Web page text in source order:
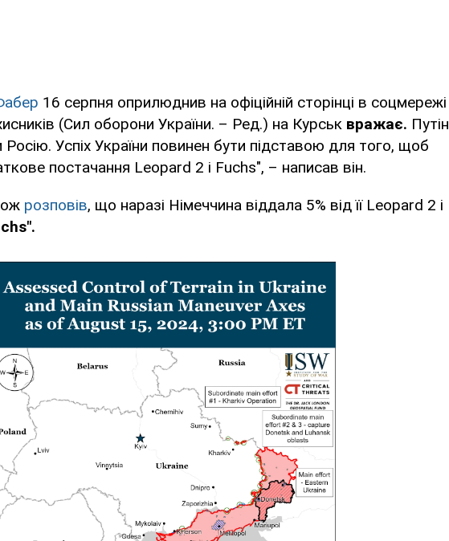
16 серпня оприлюднив на офіційній сторінці в соцмережі
(Сил оборони України. – Ред.) на Курськ вражає. Путін
Успіх України повинен бути підставою для того, щоб
постачання Leopard 2 і Fuchs", – написав він.
розповів, що наразі Німеччина віддала 5% від її Leopard 2 і